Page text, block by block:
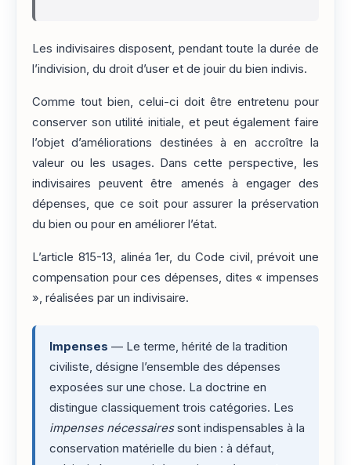
Les indivisaires disposent, pendant toute la durée de
l’indivision, du droit d’user et de jouir du bien indivis.
Comme tout bien, celui-ci doit être entretenu pour
conserver son utilité initiale, et peut également faire
l’objet d’améliorations destinées à en accroître la
valeur ou les usages. Dans cette perspective, les
indivisaires peuvent être amenés à engager des
dépenses, que ce soit pour assurer la préservation
du bien ou pour en améliorer l’état.
L’article 815-13, alinéa 1er, du Code civil, prévoit une
compensation pour ces dépenses, dites « impenses
», réalisées par un indivisaire.
Impenses — Le terme, hérité de la tradition
civiliste, désigne l’ensemble des dépenses
exposées sur une chose. La doctrine en
distingue classiquement trois catégories. Les
impenses nécessairessont indispensables à la
conservation matérielle du bien : à défaut,